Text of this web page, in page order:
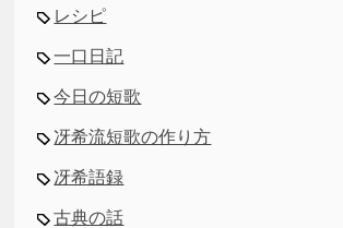
レシピ
一口日記
今日の短歌
冴希流短歌の作り方
冴希語録
古典の話